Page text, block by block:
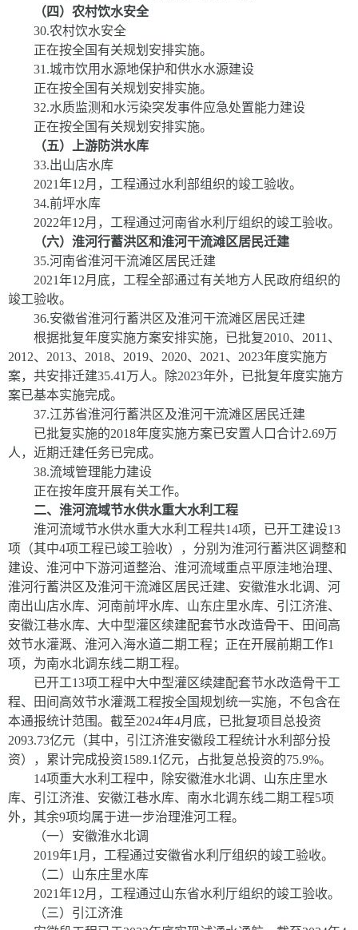
（四）农村饮水安全
30.农村饮水安全
正在按全国有关规划安排实施。
31 .城市饮用水源地保护和供水水源建设
正在按全国有关规划安排实施。
32.水质监测和水污染突发事件应急处置能力建设
正在按全国有关规划安排实施。
（五）上游防洪水库
33.出山店水库
2021年1 2月，工程通过水利部组织的竣工验收。
34.前坪水库
2022年1 2月，工程通过河南省水利厅组织的竣工验收。
（六）淮河行蓄洪区和淮河干流滩区居民迁建
35.河南省淮河干流滩区居民迁建
2021年12月底，工程全部通过有关地方人民政府组织的
竣工验收。
36.安徽省淮河行蓄洪区及淮河干流滩区居民迁建
根据批复年度实施方案安排实施，已批复2010、 2011 、
2012、 2013、 2018、 2019、 2020、 2021 、 2023年度实施方
案，共安排迁建35.41 万人。除2023年外，已批复年度实施方
案已基本实施完成。
37.江苏省淮河行蓄洪区及淮河干流滩区居民迁建
已批复实施的2018年度实施方案已安置人口合计2.69万
人，近期迁建任务已完成。
38.流域管理能力建设
正在按年度开展有关工作。
二、淮河流域节水供水重大水利工程
淮河流域节水供水重大水利工程共14项，已开工建设13
项（其中4项工程已竣工验收），分别为淮河行蓄洪区调整和
建设、淮河中下游河道整治、淮河流域重点平原洼地治理、
淮河行蓄洪区及淮河干流滩区居民迁建、安徽淮水北调、河
南出山店水库、河南前坪水库、山东庄里水库、引江济淮、
安徽江巷水库、大中型灌区续建配套节水改造骨干、田间高
效节水灌溉、淮河入海水道二期工程；正在开展前期工作1
项，为南水北调东线二期工程。
已开工13项工程中大中型灌区续建配套节水改造骨干工
程、田间高效节水灌溉工程按全国规划统一实施，不包含在
本通报统计范围。截至2024年4月底，已批复项目总投资
2093.73亿元（其中，引江济淮安徽段工程统计水利部分投
资），累计完成投资1589.1亿元，占批复总投资的75.9%。
14项重大水利工程中，除安徽淮水北调、山东庄里水
库、引江济淮、安徽江巷水库、南水北调东线二期工程5项
外，其余9项均属于进一步治理淮河工程。
（一）安徽淮水北调
2019年1 月，工程通过安徽省水利厅组织的竣工验收。
（二）山东庄里水库
2021年12月，工程通过山东省水利厅组织的竣工验收。
（三）引江济淮